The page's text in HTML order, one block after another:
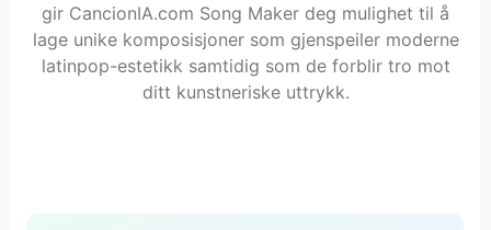
gir CancionIA.com Song Maker deg mulighet til å
lage unike komposisjoner som gjenspeiler moderne
latinpop-estetikk samtidig som de forblir tro mot
ditt kunstneriske uttrykk.